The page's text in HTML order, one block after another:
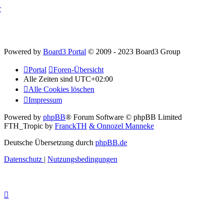
Powered by Board3 Portal © 2009 - 2023 Board3 Group
Portal
Foren-Übersicht
Alle Zeiten sind UTC+02:00
Alle Cookies löschen
Impressum
Powered by phpBB® Forum Software © phpBB Limited
FTH_Tropic by FranckTH & Onnozel Manneke
Deutsche Übersetzung durch phpBB.de
Datenschutz | Nutzungsbedingungen